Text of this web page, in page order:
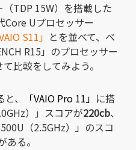
TDP 15W）を搭載した
Core Uプロセッサー
VAIO S11」 とを並べて、ベ
R15」のプロセッサー
比較をしてみよう。
、 「VAIO Pro 11」 に搭
）」スコアが220cb、
（2.5GHz）」のスコ
ある。